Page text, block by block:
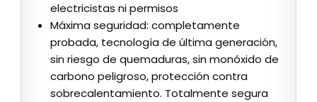
electricistas ni permisos
Máxima seguridad: completamente
probada, tecnología de última generación,
sin riesgo de quemaduras, sin monóxido de
carbono peligroso, protección contra
sobrecalentamiento. Totalmente segura